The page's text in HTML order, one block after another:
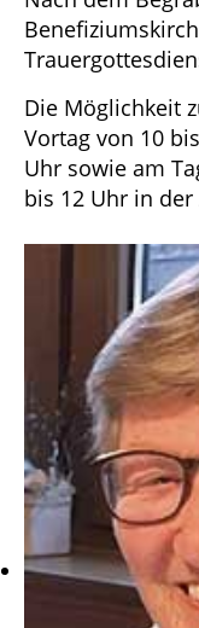
Die Möglichkeit
Vortag von 10
Uhr sowie am
bis 12 Uhr in